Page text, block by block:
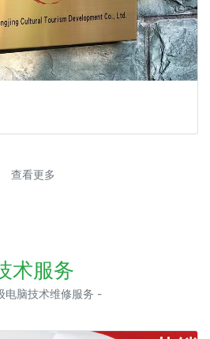
查看更多
术服务
电脑技术维修服务 -